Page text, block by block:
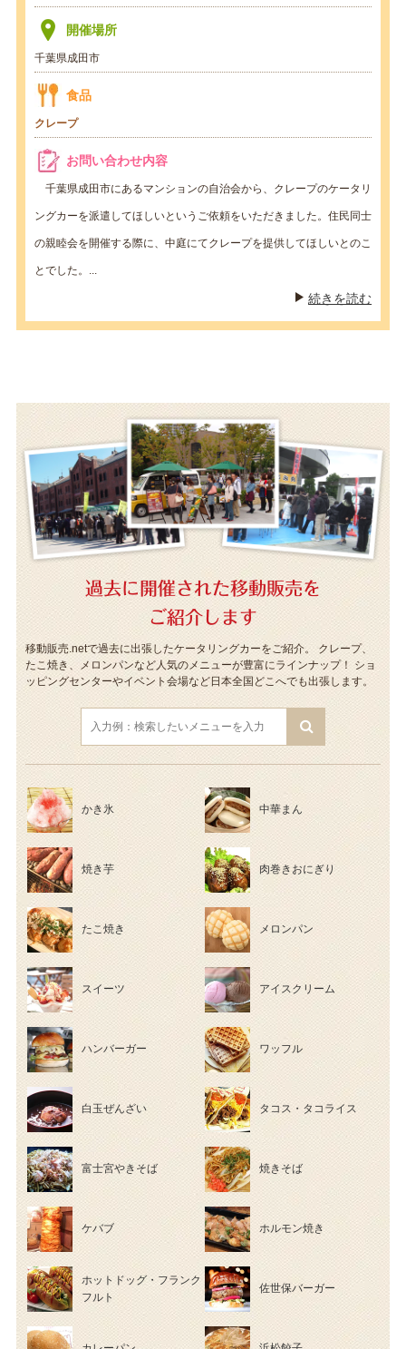
開催場所
千葉県成田市
食品
クレープ
お問い合わせ内容
千葉県成田市にあるマンションの自治会から、クレープのケータリ
ングカーを派遣してほしいというご依頼をいただきました。住民同士
の親睦会を開催する際に、中庭にてクレープを提供してほしいとのこ
とでした。...
続きを読む
過去に開催された移動販売を
ご紹介します
移動販売.netで過去に出張したケータリングカーをご紹介。
クレープ、
たこ焼き、メロンパンなど人気のメニューが豊富にラインナップ！ ショ
ッピングセンターやイベント会場など日本全国どこへでも出張します。
かき氷 中華まん
焼き芋 肉巻きおにぎり
たこ焼き メロンパン
スイーツ アイスクリーム
ハンバーガー ワッフル
白玉ぜんざい タコス・タコライス
富士宮やきそば 焼きそば
ケバブ ホルモン焼き
ホットドッグ・フランク
フルト
佐世保バーガー